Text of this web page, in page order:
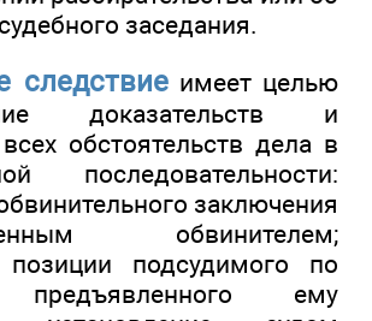
заседания.
следствиеимеет целью
доказательств и
обстоятельств дела в
последовательности:
заключения
обвинителем;
позиции подсудимого по
предъявленного ему